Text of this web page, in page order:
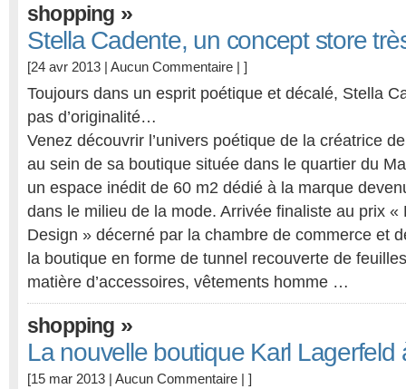
shopping »
Stella Cadente, un concept store
[24 avr 2013 | Aucun Commentaire | ]
Toujours dans un esprit poétique et décalé, Stella
pas d’originalité…
Venez découvrir l’univers poétique de la créatrice
au sein de sa boutique située dans le quartier du
un espace inédit de 60 m2 dédié à la marque
dans le milieu de la mode. Arrivée finaliste au prix «
Design » décerné par la chambre de commerce et
la boutique en forme de tunnel recouverte de
matière d’accessoires, vêtements homme …
shopping »
La nouvelle boutique Karl Lagerfeld
[15 mar 2013 | Aucun Commentaire | ]